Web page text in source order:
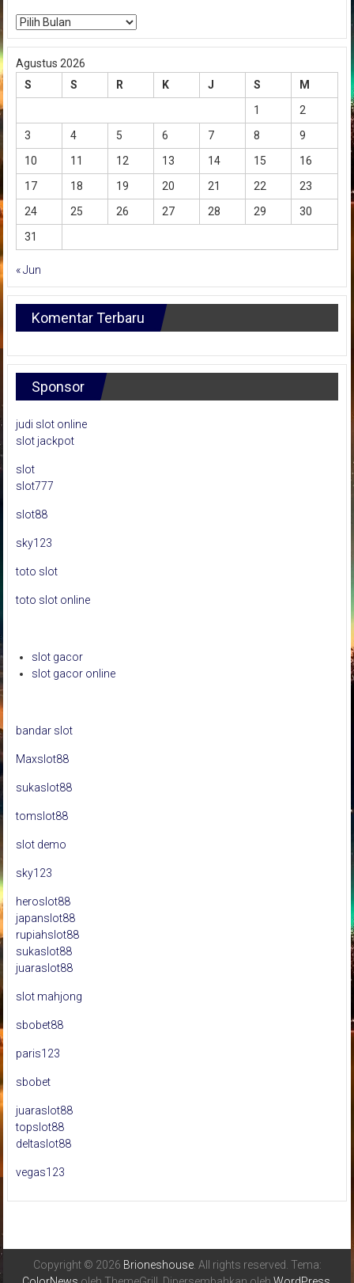
Arsip
Agustus 2026
S
S R K J S
M
1
2
3
4 5 6 7 8
9
10
11 12 13 14 15
16
17
18 19 20 21 22
23
24
25 26 27 28 29
30
31
« Jun
Komentar Terbaru
Sponsor
judi slot online
slot jackpot
slot
slot777
slot88
sky123
toto slot
toto slot online
slot gacor
slot gacor online
bandar slot
Maxslot88
sukaslot88
tomslot88
slot demo
sky123
heroslot88
japanslot88
rupiahslot88
sukaslot88
juaraslot88
slot mahjong
sbobet88
paris123
sbobet
juaraslot88
topslot88
deltaslot88
vegas123
Copyright © 2026 Brioneshouse. All rights reserved. Tema: